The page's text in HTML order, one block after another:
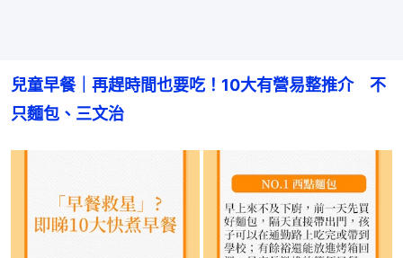
兒童早餐｜再趕時間也要吃！10大有營易整推介　不
只麵包、三文治